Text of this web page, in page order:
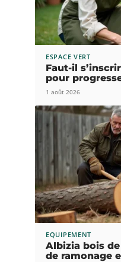
ESPACE VERT
Faut-il
pour
1 août 2026
EQUIPEMENT
Albizia bois
de ramonage